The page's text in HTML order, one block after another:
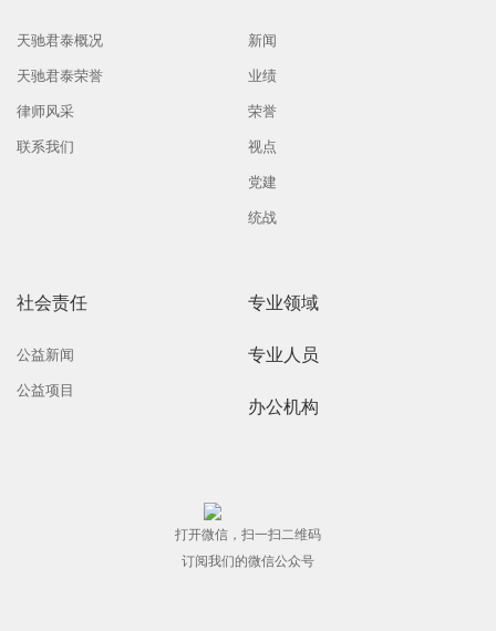
天驰君泰概况
天驰君泰荣誉
律师风采
联系我们
新闻
业绩
荣誉
视点
党建
统战
社会责任
公益新闻
公益项目
专业领域
专业人员
办公机构
打开微信，扫一扫二维码
订阅我们的微信公众号